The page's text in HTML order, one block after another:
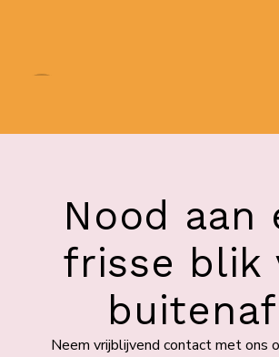
Nood aan
frisse blik
Neem vrijblijvend contact met ons